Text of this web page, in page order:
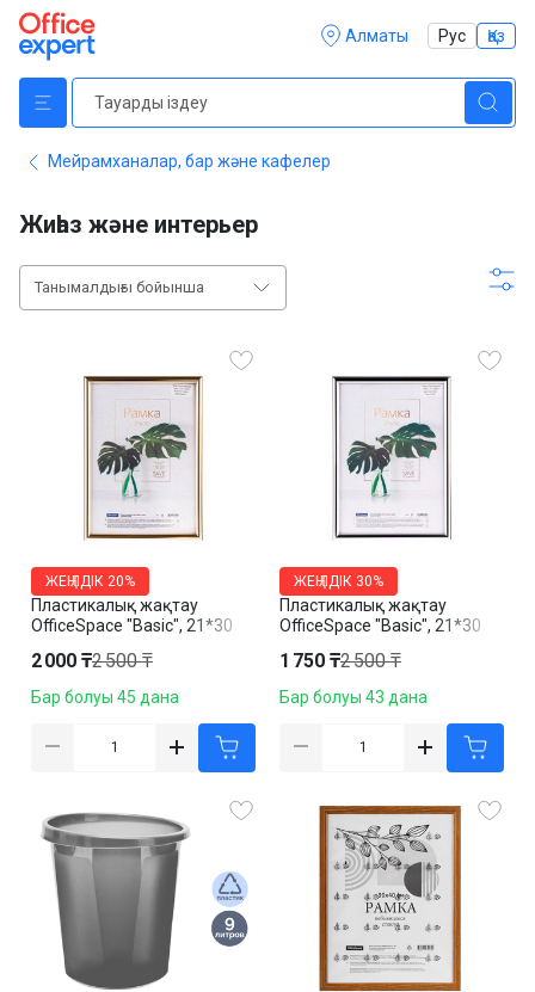
Алматы Рус Қаз
Мейрамханалар, бар және кафелер
Жиһаз және интерьер
Танымалдығы бойынша
Пластикалық жақтау
OfficeSpace "Basic", 21*30
түсті
ЖЕҢІЛДІК 20%
2 000 ₸2 500 ₸
Бар болуы 45 дана
Пластикалық жақтау
OfficeSpace "Basic", 21*30
түсті
ЖЕҢІЛДІК 30%
1 750 ₸2 500 ₸
Бар болуы 43 дана